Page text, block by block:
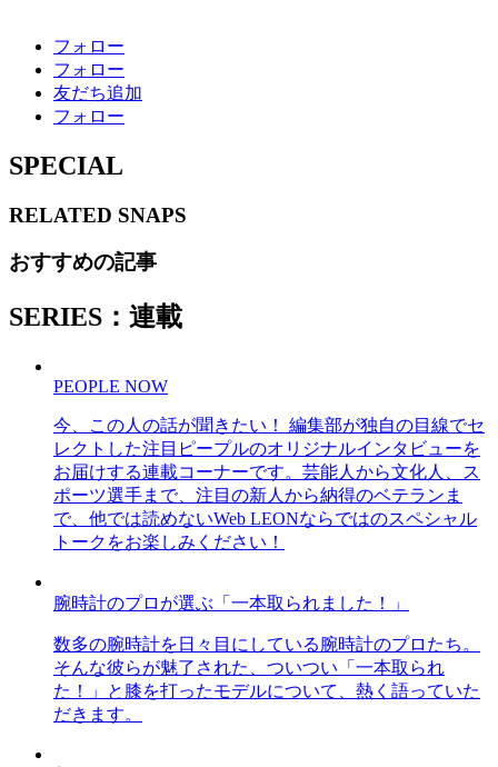
フォロー
フォロー
友だち追加
フォロー
SPECIAL
RELATED SNAPS
おすすめの記事
SERIES：連載
PEOPLE NOW
今、この人の話が聞きたい！ 編集部が独自の目線でセ
レクトした注目ピープルのオリジナルインタビューを
お届けする連載コーナーです。芸能人から文化人、ス
ポーツ選手まで、注目の新人から納得のベテランま
で、他では読めないWeb LEONならではのスペシャル
トークをお楽しみください！
腕時計のプロが選ぶ「一本取られました！」
数多の腕時計を日々目にしている腕時計のプロたち。
そんな彼らが魅了された、ついつい「一本取られ
た！」と膝を打ったモデルについて、熱く語っていた
だきます。